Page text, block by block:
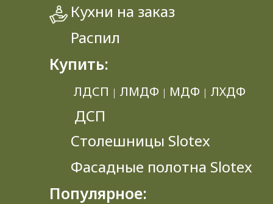
Кухни на заказ
Распил
Купить:
ЛДСП | ЛМДФ | МДФ | ЛХДФ
ДСП
Столешницы Slotex
Фасадные полотна Slotex
Популярное: